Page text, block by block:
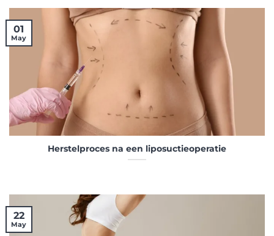
Herstelproces na een liposuctieoperatie
01
May
22
May